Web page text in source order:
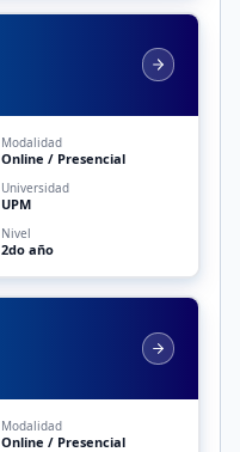
Modalidad
Online / Presencial
Universidad
UPM
Nivel
2do año
Modalidad
Online / Presencial